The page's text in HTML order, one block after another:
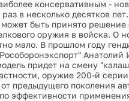
консервативным -
раз в несколько десятков
быть принято решение
оружия в войска. О
мало. В прошлом году
Анатолий
придет на смену
оружие 200-й серии
от предыдущего поколения
эффективности